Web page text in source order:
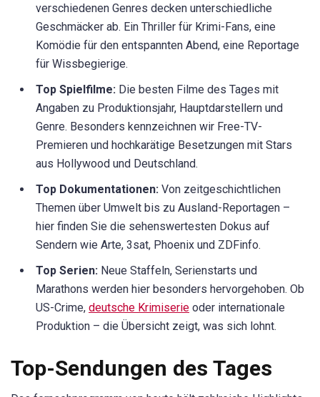
verschiedenen Genres decken unterschiedliche
Geschmäcker ab. Ein Thriller für Krimi-Fans, eine
Komödie für den entspannten Abend, eine Reportage
für Wissbegierige.
Top Spielfilme: Die besten Filme des Tages mit
Angaben zu Produktionsjahr, Hauptdarstellern und
Genre. Besonders kennzeichnen wir Free-TV-
Premieren und hochkarätige Besetzungen mit Stars
aus Hollywood und Deutschland.
Top Dokumentationen: Von zeitgeschichtlichen
Themen über Umwelt bis zu Ausland-Reportagen –
hier finden Sie die sehenswertesten Dokus auf
Sendern wie Arte, 3sat, Phoenix und ZDFinfo.
Top Serien: Neue Staffeln, Serienstarts und
Marathons werden hier besonders hervorgehoben. Ob
US-Crime, deutsche Krimiserie oder internationale
Produktion – die Übersicht zeigt, was sich lohnt.
Top-Sendungen des Tages